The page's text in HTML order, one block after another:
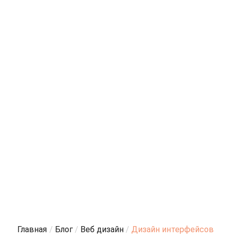
Главная / Блог / Веб дизайн / Дизайн интерфейсов